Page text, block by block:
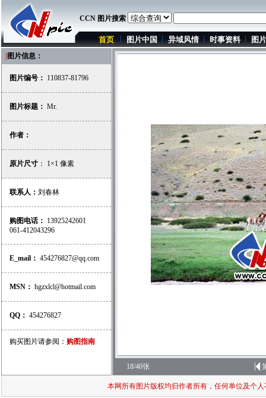
CCN 图片搜索
首页 图片中国 异域风情 时事资料 图
图片信息：
图片编号： 110837-81796
图片标题： Mr.
作者：
原片尺寸 ： 1×1 像素
联系人： 刘春林
购图电话： 13925242601
061-412043296
E_mail： 454276827@qq.com
MSN： hgzxlcl@hotmail.com
QQ： 454276827
购买图片请参阅： 购图指南
18/40张
本网所有图片版权均归作者所有，任何单位及个